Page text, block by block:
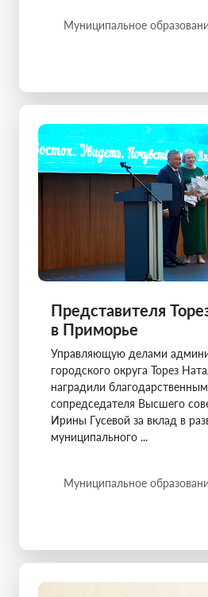
Муниципальное
Представителя
в Приморье
Управляющую делами
городского округа Торез
наградили
сопредседателя Высшего
Ирины Гусевой за вклад в
муниципального ...
Муниципальное